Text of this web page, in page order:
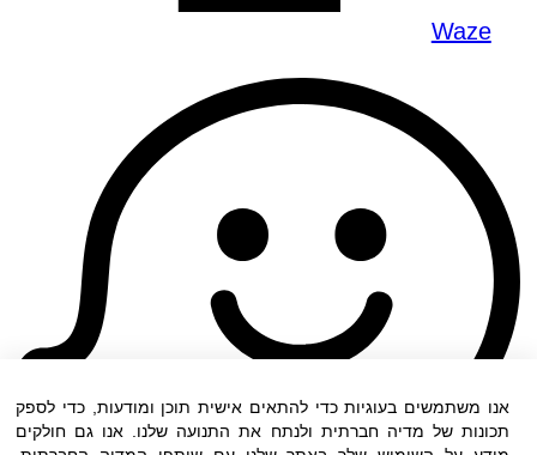
Waze
אנו משתמשים בעוגיות כדי להתאים אישית תוכן ומודעות, כדי לספק
תכונות של מדיה חברתית ולנתח את התנועה שלנו. אנו גם חולקים